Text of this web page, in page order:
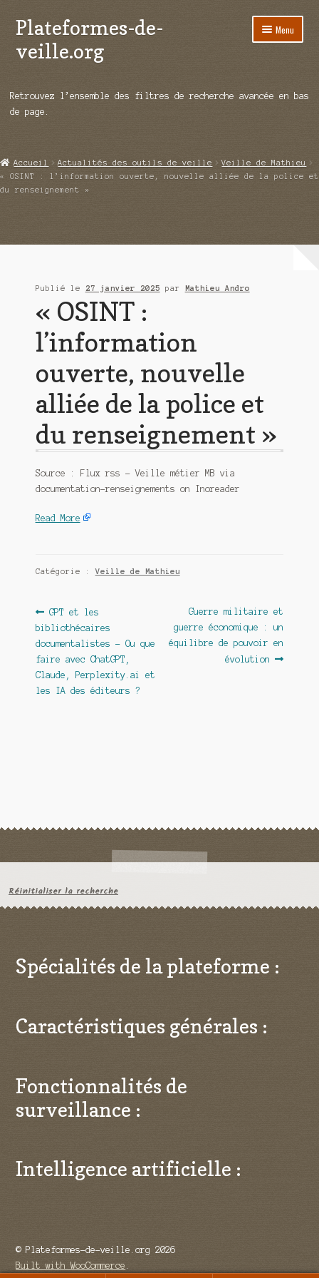
Aller
à
la
Aller
au
contenu
Plateformes-de-
veille.org
Menu
Répertoire d’ouitils
Démos vidéos
Ouvrir
Qui sommes-nous ?
Retrouvez l’ensemble des filtres de recherche avancée en bas
de page.
Accueil Actualités des outils de veille
Veille de Mathieu
« OSINT : l’information ouverte, nouvelle alliée de la police et
du renseignement »
Publié le 27 janvier 2025 par Mathieu Andro
« OSINT :
l’information
ouverte, nouvelle
alliée de la police et
du renseignement »
Source : Flux rss – Veille métier MB via
documentation-renseignements on Inoreader
Read More
Catégorie :Veille de Mathieu
Navigation
de
l’article
Article
précédent :
GPT et les
bibliothécaires
documentalistes – Ou que
faire avec ChatGPT,
Claude, Perplexity.ai et
les IA des éditeurs ?
Article
suivant :
Guerre militaire et
guerre économique : un
équilibre de pouvoir en
évolution
Réinitialiser la recherche
Spécialités de la plateforme :
Caractéristiques générales :
Fonctionnalités de
surveillance :
Intelligence artificielle :
© Plateformes-de-veille.org 2026
Built with WooCommerce